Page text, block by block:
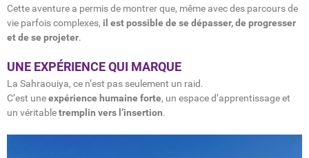
Cette aventure a permis de montrer que, même avec des parcours de
vie parfois complexes, il est possible de se dépasser, de progresser
et de se projeter.
UNE EXPÉRIENCE QUI MARQUE
La Sahraouiya, ce n’est pas seulement un raid.
C’est uneexpérience humaine forte, un espace d’apprentissage et
un véritabletremplin vers l’insertion.